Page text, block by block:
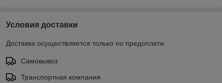
Условия доставки
Доставка осуществляется только по предоплате.
Самовывоз
Транспортная компания